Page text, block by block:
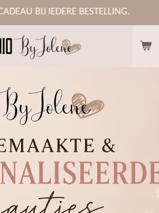
BIJ IEDERE BESTELLING.